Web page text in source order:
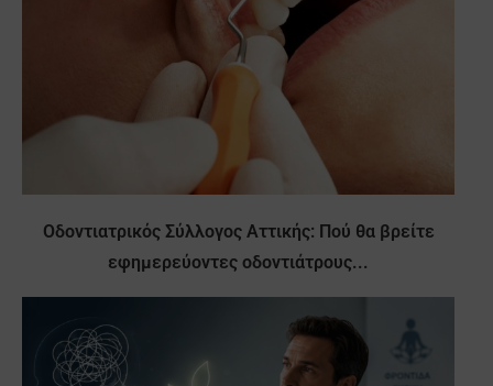
Οδοντιατρικός Σύλλογος Αττικής: Πού θα βρείτε
εφημερεύοντες οδοντιάτρους...